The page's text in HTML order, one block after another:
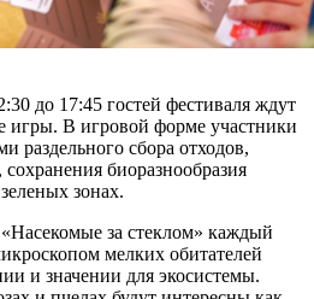
до 17:45 гостей фестиваля ждут
игры. В игровой форме участники
раздельного сбора отходов,
биоразнообразия
зонах.
за стеклом» каждый
мелких обитателей
и значении для экосистемы.